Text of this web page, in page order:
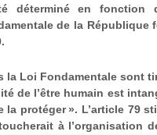
déterminé en fonction
de la République
la Loi Fondamentale sont
de l’être humain est
la protéger ». L’article 79
à l’organisation